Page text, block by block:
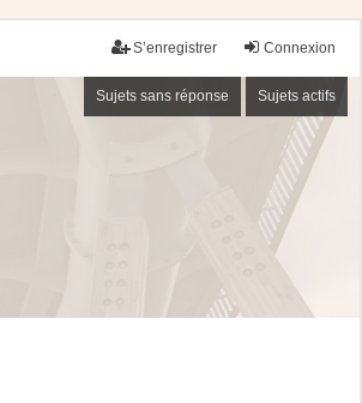
Connexion
S’enregistrer
Sujets sans réponse Sujets actifs